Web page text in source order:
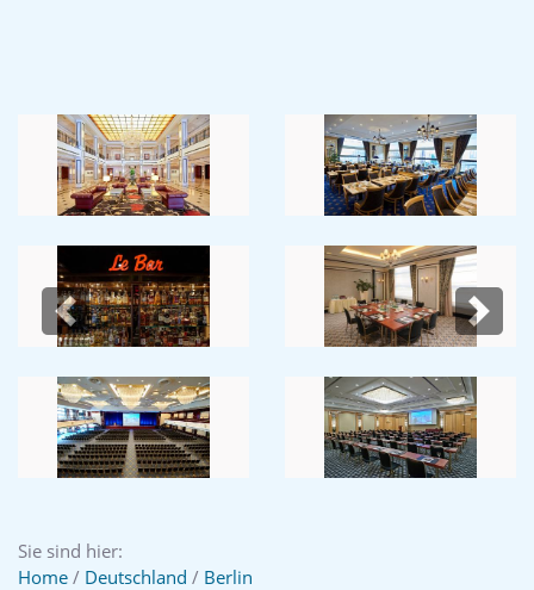
Previous Next
Sie sind hier:
Home / Deutschland / Berlin